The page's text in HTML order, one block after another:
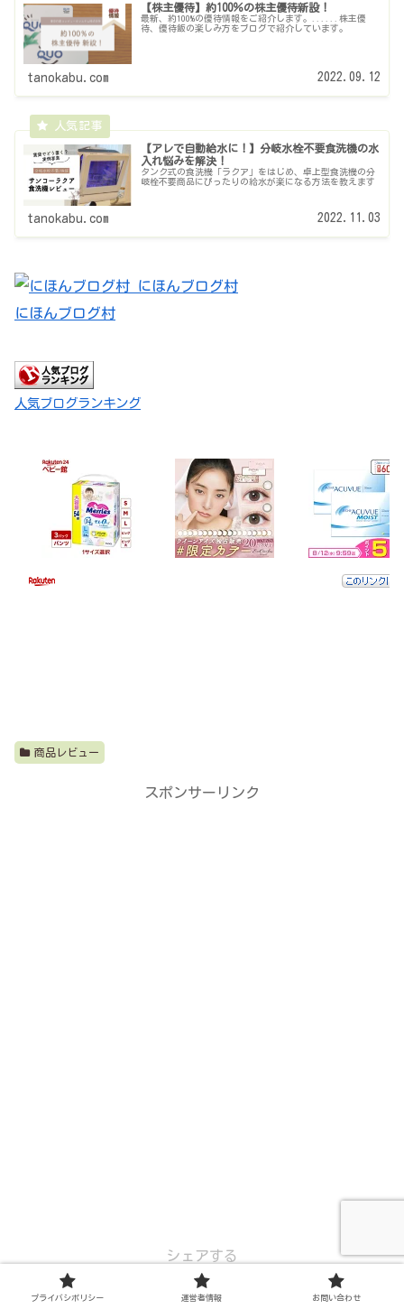
【株主優待】約100％の株主優待新設！
最新、約100%の優待情報をご紹介します。......株主優
待、優待飯の楽しみ方をブログで紹介しています。
tanokabu.com 2022.09.12
【アレで自動給水に！】分岐水栓不要食洗機の水
入れ悩みを解決！
タンク式の食洗機「ラクア」をはじめ、卓上型食洗機の分
岐栓不要商品にぴったりの給水が楽になる方法を教えます
tanokabu.com 2022.11.03
にほんブログ村
人気ブログランキング
商品レビュー
スポンサーリンク
シェアする
プライバシポリシー 運営者情報 お問い合わせ